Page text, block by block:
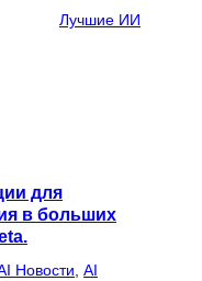
Лучшие ИИ
для
в больших
Новости AI